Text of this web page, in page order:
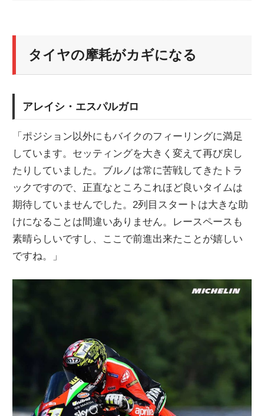
タイヤの摩耗がカギになる
アレイシ・エスパルガロ
「ポジション以外にもバイクのフィーリングに満足
しています。セッティングを大きく変えて再び戻し
たりしていました。ブルノは常に苦戦してきたトラ
ックですので、正直なところこれほど良いタイムは
期待していませんでした。2列目スタートは大きな助
けになることは間違いありません。レースペースも
素晴らしいですし、ここで前進出来たことが嬉しい
ですね。」